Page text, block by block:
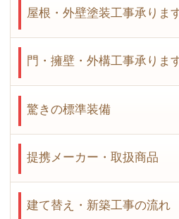
屋根・外壁塗装工事承りま
門・擁壁・外構工事承りま
驚きの標準装備
提携メーカー・取扱商品
建て替え・新築工事の流れ